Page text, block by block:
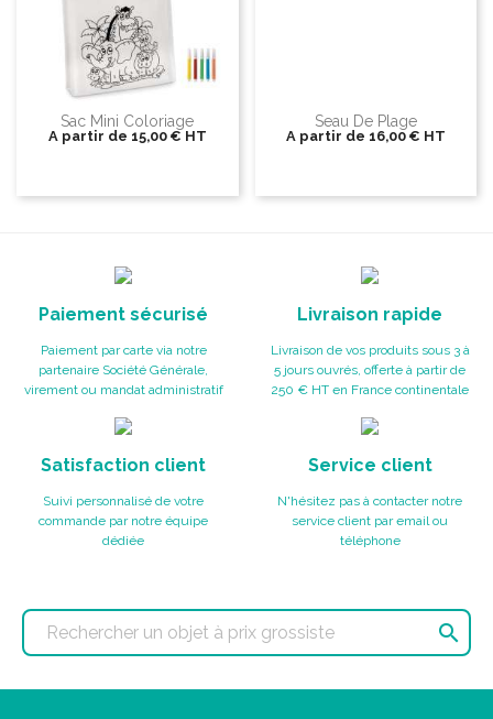
Sac Mini Coloriage
A partir de 15,00 € HT
Seau De Plage
A partir de 16,00 € HT
Paiement sécurisé
Paiement par carte via notre
partenaire Société Générale,
virement ou mandat administratif
Livraison rapide
Livraison de vos produits sous 3 à
5 jours ouvrés, offerte à partir de
250 € HT en France continentale
Satisfaction client
Suivi personnalisé de votre
commande par notre équipe
dédiée
Service client
N'hésitez pas à contacter notre
service client par email ou
téléphone
